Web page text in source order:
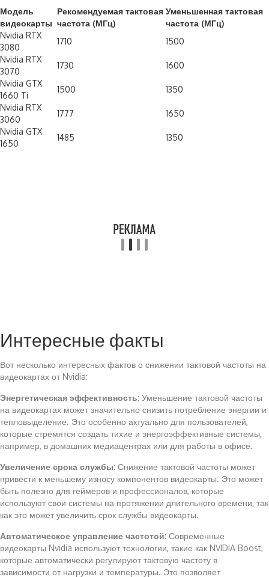
Модель
видеокарты
Рекомендуемая тактовая
частота (МГц)
Уменьшенная тактовая
частота (МГц)
Nvidia RTX
3080
1710
1500
Nvidia RTX
3070
1730
1600
Nvidia GTX
1660 Ti
1500
1350
Nvidia RTX
3060
1777
1650
Nvidia GTX
1650
1485 1350
Интересные факты
Вот несколько интересных фактов о снижении тактовой частоты на
видеокартах от Nvidia:
Энергетическая эффективность: Уменьшение тактовой частоты
на видеокартах может значительно снизить потребление энергии и
тепловыделение. Это особенно актуально для пользователей,
которые стремятся создать тихие и энергоэффективные системы,
например, в домашних медиацентрах или для работы в офисе.
Увеличение срока службы: Снижение тактовой частоты может
привести к меньшему износу компонентов видеокарты. Это может
быть полезно для геймеров и профессионалов, которые
используют свои системы на протяжении длительного времени, так
как это может увеличить срок службы видеокарты.
Автоматическое управление частотой: Современные
видеокарты Nvidia используют технологии, такие как NVIDIA Boost,
которые автоматически регулируют тактовую частоту в
зависимости от нагрузки и температуры. Это позволяет